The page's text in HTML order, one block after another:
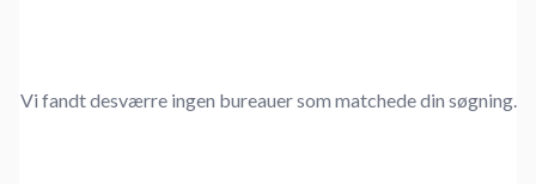
Vi fandt desværre ingen bureauer som matchede din søgning.